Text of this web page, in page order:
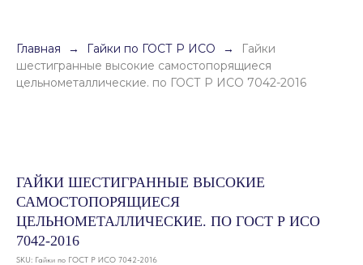
Главная Гайки по ГОСТ Р ИСО
Гайки
шестигранные высокие самостопорящиеся
цельнометаллические. по ГОСТ Р ИСО 7042-2016
ГАЙКИ ШЕСТИГРАННЫЕ ВЫСОКИЕ
САМОСТОПОРЯЩИЕСЯ
ЦЕЛЬНОМЕТАЛЛИЧЕСКИЕ. ПО ГОСТ Р ИСО
7042-2016
SKU: Гайки по ГОСТ Р ИСО 7042-2016